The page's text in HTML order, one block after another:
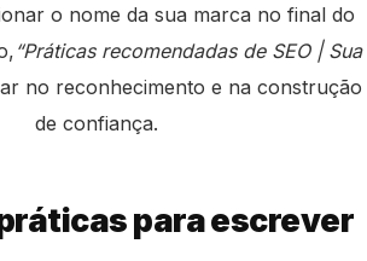
o nome da sua marca no final do
“Práticas recomendadas de SEO | Sua
no reconhecimento e na construção
de confiança.
para escrever